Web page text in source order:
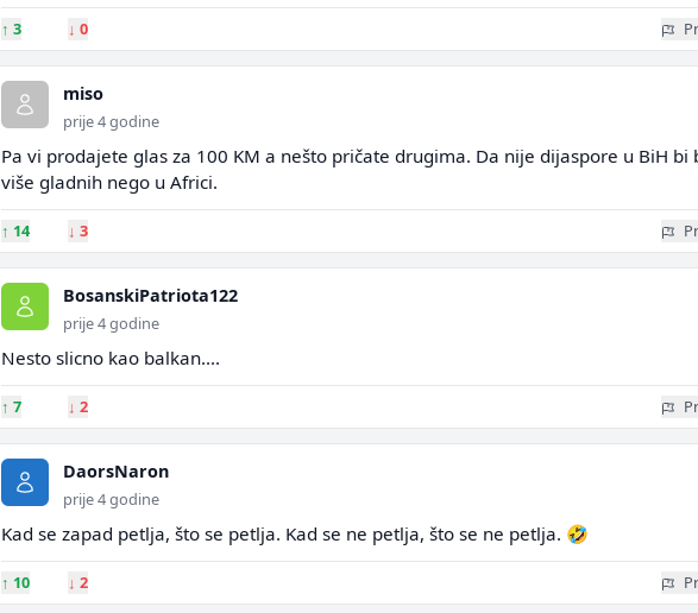
↑ 3 ↓ 0
miso
prije 4 godine
Pa vi prodajete glas za 100 KM a nešto pričate drugima. Da nije dijaspore u BiH bi
više gladnih nego u Africi.
↑ 14 ↓ 3
BosanskiPatriota122
prije 4 godine
Nesto slicno kao balkan....
↑ 7 ↓ 2
DaorsNaron
prije 4 godine
Kad se zapad petlja, što se petlja. Kad se ne petlja, što se ne petlja. 🤣
↑ 10 ↓ 2